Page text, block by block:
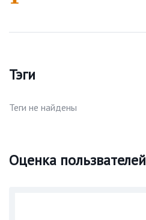
Тэги
Теги не найдены
Оценка пользвателей